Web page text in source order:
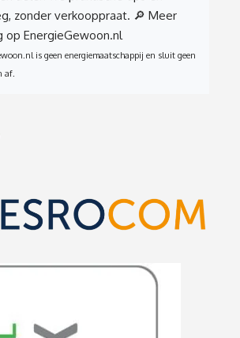
zonder verkooppraat. 🔎 Meer
op EnergieGewoon.nl
is geen energiemaatschappij en sluit geen
af.